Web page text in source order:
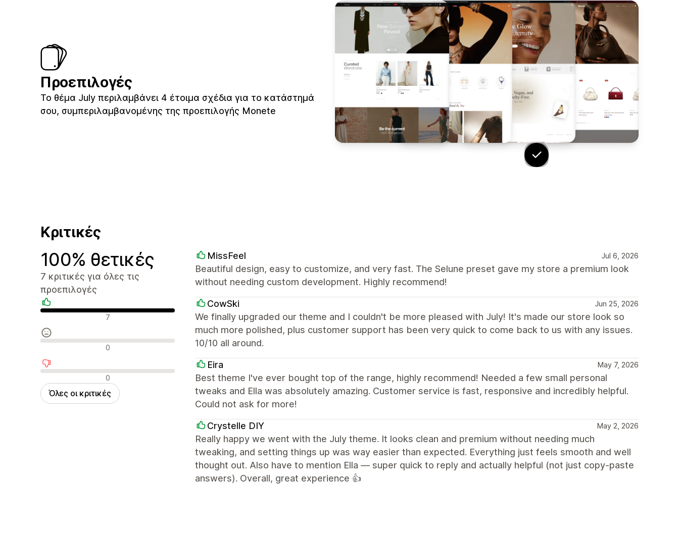
Προεπιλογές
Το θέμα July περιλαμβάνει 4 έτοιμα σχέδια για το κατάστημά
σου, συμπεριλαμβανομένης της προεπιλογής Monete
Κριτικές
100% θετικές
7 κριτικές για όλες τις
προεπιλογές
Θετικές κριτικές 7
Ουδέτερες κριτικές
0
Αρνητικές κριτικές
0
Όλες οι κριτικές
MissFeel Jul 6, 2026
Beautiful design, easy to customize, and very fast. The Selune preset gave my store a premium look
without needing custom development. Highly recommend!
CowSki Jun 25, 2026
We finally upgraded our theme and I couldn't be more pleased with July! It's made our store look so
much more polished, plus customer support has been very quick to come back to us with any issues.
10/10 all around.
Eira May 7, 2026
Best theme I've ever bought top of the range, highly recommend! Needed a few small personal
tweaks and Ella was absolutely amazing. Customer service is fast, responsive and incredibly helpful.
Could not ask for more!
Crystelle DIY May 2, 2026
Really happy we went with the July theme. It looks clean and premium without needing much
tweaking, and setting things up was way easier than expected. Everything just feels smooth and well
thought out. Also have to mention Ella — super quick to reply and actually helpful (not just copy-paste
answers). Overall, great experience 👍